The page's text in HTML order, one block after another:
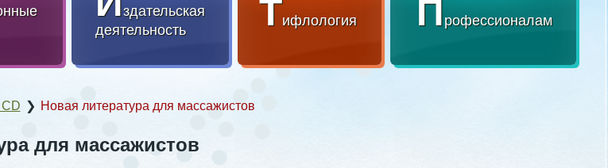
здательская
деятельность
Тифлология Профессионалам
❯ Новая литература для массажистов
для массажистов